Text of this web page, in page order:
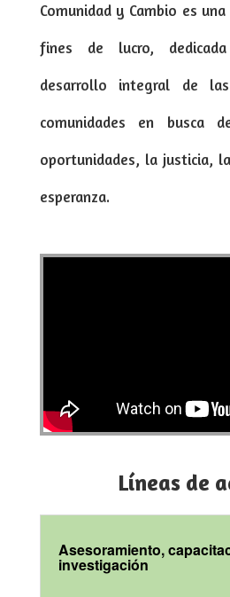
Comunidad y Cambio es
fines de lucro,
desarrollo integral de
comunidades en busca
oportunidades, la justicia,
esperanza.
Líneas de
Asesoramiento,
investigación